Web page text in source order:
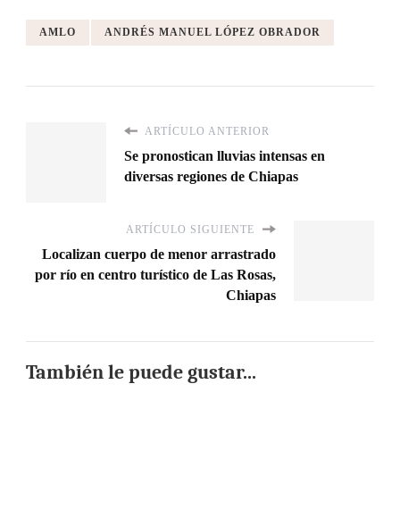
AMLO ANDRÉS MANUEL LÓPEZ OBRADOR
ARTÍCULO ANTERIOR
Se pronostican lluvias intensas en
diversas regiones de Chiapas
ARTÍCULO SIGUIENTE
Localizan cuerpo de menor arrastrado
por río en centro turístico de Las Rosas,
Chiapas
También le puede gustar...